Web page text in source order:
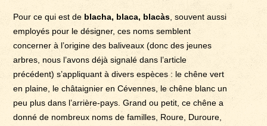
Pour ce qui est de blacha, blaca, blacàs , souvent aussi
employés pour le désigner, ces noms semblent
concerner à l’origine des baliveaux (donc des jeunes
arbres, nous l’avons déjà signalé dans l’article
précédent) s’appliquant à divers espèces : le chêne vert
en plaine, le châtaignier en Cévennes, le chêne blanc un
peu plus dans l’arrière-pays. Grand ou petit, ce chêne a
donné de nombreux noms de familles, Roure, Duroure,